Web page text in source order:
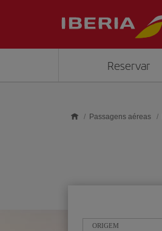
Reservar
Passagens aéreas
ORIGEM